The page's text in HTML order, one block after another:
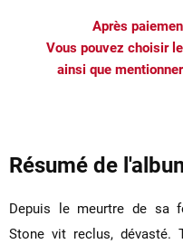
Après
Vous pouvez choisir
ainsi que
Résumé de
Depuis le meurtre de sa
Stone vit reclus, dévasté.